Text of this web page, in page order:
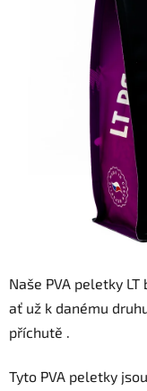
Naše PVA peletky
ať už k danému
příchutě .
Tyto PVA peletky